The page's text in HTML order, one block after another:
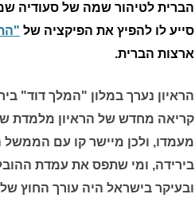
הברית לטיהור שמה של סעודיה
סייע לו להפיץ את הפיקציה של
ארצות הברית.
הראיון נערך במלון "המלך דוד"
קריאה מחדש של הראיון מלמדת
מעמדו, ולכן מיישר קו עם
בירידה, ומי שתפס את עמדת
ובעיקר בישראל היה עורך החוץ